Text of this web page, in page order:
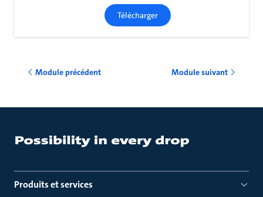
Télécharger
Module précédent Module suivant
Produits et services